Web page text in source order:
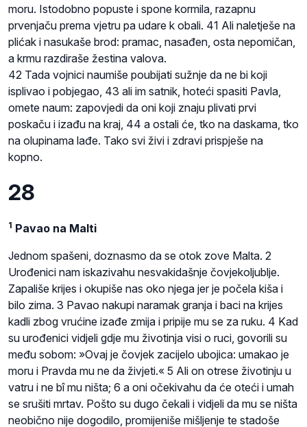
moru. Istodobno popuste i spone kormila, razapnu
prvenjaču prema vjetru pa udare k obali. 41 Ali naletješe na
plićak i nasukaše brod: pramac, nasađen, osta nepomičan,
a krmu razdiraše žestina valova.
42 Tada vojnici naumiše poubijati sužnje da ne bi koji
isplivao i pobjegao, 43 ali im satnik, hoteći spasiti Pavla,
omete naum: zapovjedi da oni koji znaju plivati prvi
poskaču i izađu na kraj, 44 a ostali će, tko na daskama, tko
na olupinama lađe. Tako svi živi i zdravi prispješe na
kopno.
28
1 Pavao na Malti
Jednom spašeni, doznasmo da se otok zove Malta. 2
Urođenici nam iskazivahu nesvakidašnje čovjekoljublje.
Zapališe krijes i okupiše nas oko njega jer je počela kiša i
bilo zima. 3 Pavao nakupi naramak granja i baci na krijes
kadli zbog vrućine izađe zmija i pripije mu se za ruku. 4 Kad
su urođenici vidjeli gdje mu životinja visi o ruci, govorili su
među sobom: »Ovaj je čovjek zacijelo ubojica: umakao je
moru i Pravda mu ne da živjeti.« 5 Ali on otrese životinju u
vatru i ne bî mu ništa; 6 a oni očekivahu da će oteći i umah
se srušiti mrtav. Pošto su dugo čekali i vidjeli da mu se ništa
neobično nije dogodilo, promijeniše mišljenje te stadoše